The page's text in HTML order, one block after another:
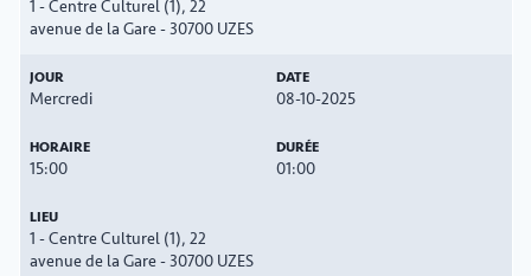
1 - Centre Culturel (1), 22
avenue de la Gare - 30700 UZES
Mercredi 08-10-2025
15:00 01:00
1 - Centre Culturel (1), 22
avenue de la Gare - 30700 UZES